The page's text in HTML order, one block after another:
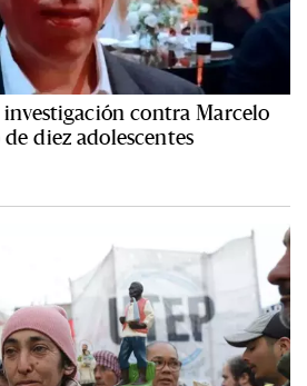
contra Marcelo
diez adolescentes